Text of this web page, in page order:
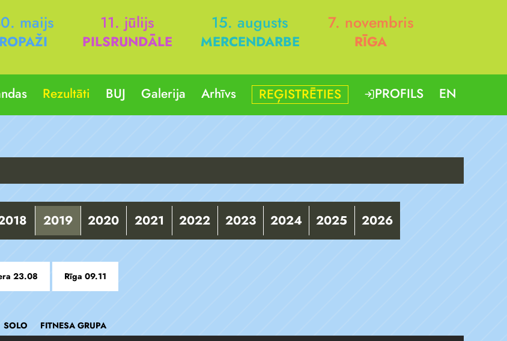
maijs
ROPAŽI
11. jūlijs
PILSRUNDĀLE
15. augusts
MERCENDARBE
7. novembris
RĪGA
Rezultāti BUJ Galerija Arhīvs REĢISTRĒTIES PROFILS EN
2019 2020 2021 2022 2023 2024 2025 2026
23.08 Rīga 09.11
SOLO FITNESA GRUPA